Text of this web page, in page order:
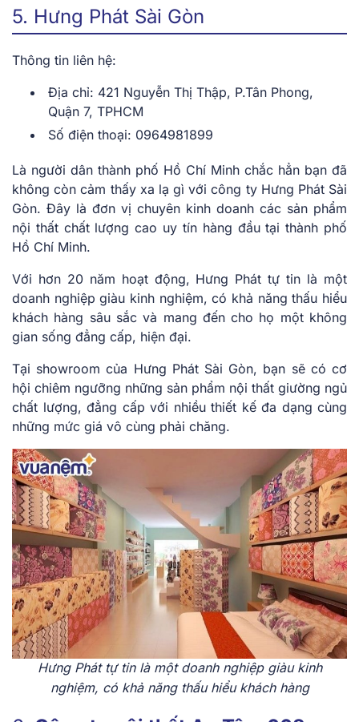
5. Hưng Phát Sài Gòn
Thông tin liên hệ:
Địa chỉ: 421 Nguyễn Thị Thập, P.Tân Phong,
Quận 7, TPHCM
Số điện thoại: 0964981899
Là người dân thành phố Hồ Chí Minh chắc hẳn bạn đã
không còn cảm thấy xa lạ gì với công ty Hưng Phát Sài
Gòn. Đây là đơn vị chuyên kinh doanh các sản phẩm
nội thất chất lượng cao uy tín hàng đầu tại thành phố
Hồ Chí Minh.
Với hơn 20 năm hoạt động, Hưng Phát tự tin là một
doanh nghiệp giàu kinh nghiệm, có khả năng thấu hiểu
khách hàng sâu sắc và mang đến cho họ một không
gian sống đẳng cấp, hiện đại.
Tại showroom của Hưng Phát Sài Gòn, bạn sẽ có cơ
hội chiêm ngưỡng những sản phẩm nội thất giường ngủ
chất lượng, đẳng cấp với nhiều thiết kế đa dạng cùng
những mức giá vô cùng phải chăng.
Hưng Phát tự tin là một doanh nghiệp giàu kinh
nghiệm, có khả năng thấu hiểu khách hàng